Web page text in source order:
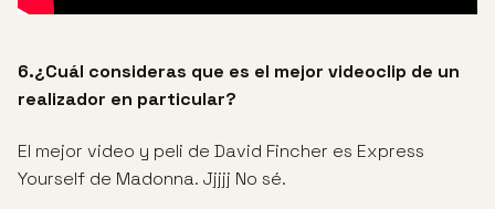
6.¿Cuál consideras que es el mejor videoclip de un
realizador en particular?
El mejor video y peli de David Fincher es Express
Yourself de Madonna. Jjjjj No sé.